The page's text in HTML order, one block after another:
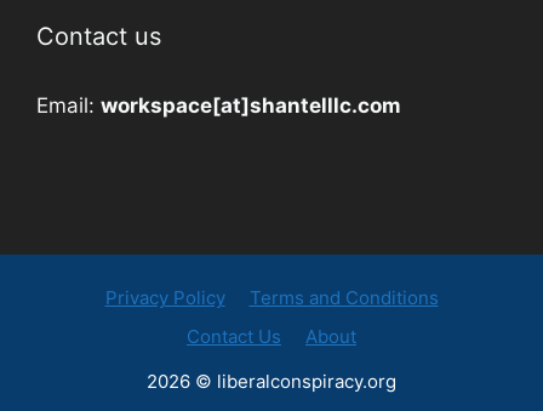
Contact us
Email: workspace[at]shantelllc.com
Privacy Policy
Terms and Conditions
Contact Us
About
2026 © liberalconspiracy.org